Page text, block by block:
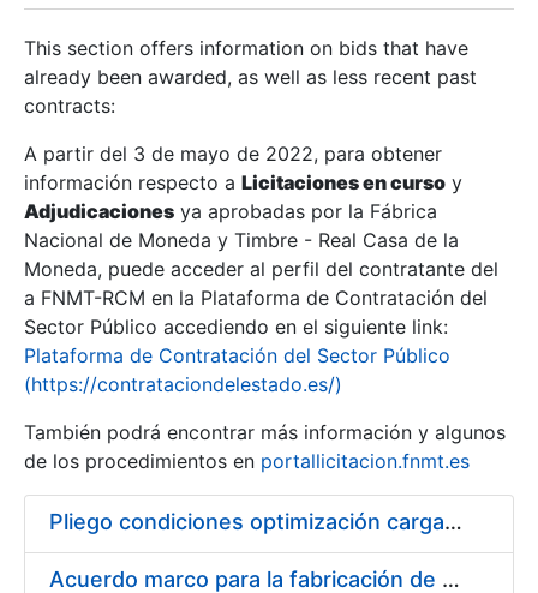
Show/Hide
Show/Hide
Show/Hide
This section offers information on bids that have
already been awarded, as well as less recent past
contracts:
A partir del 3 de mayo de 2022, para obtener
información respecto a Licitaciones en curso y
Adjudicaciones ya aprobadas por la Fábrica
Nacional de Moneda y Timbre - Real Casa de la
Moneda, puede acceder al perfil del contratante del
a FNMT-RCM en la Plataforma de Contratación del
Sector Público accediendo en el siguiente link:
Plataforma de Contratación del Sector Público
(https://contrataciondelestado.es/)
También podrá encontrar más información y algunos
de los procedimientos en portallicitacion.fnmt.es
Pliego condiciones optimización cargas compras firmado
Acuerdo marco para la fabricación de piezas